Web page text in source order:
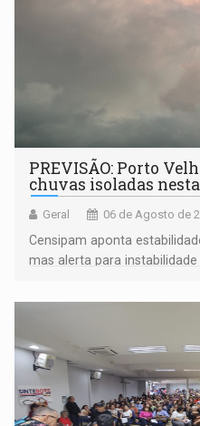
PREVISÃO: Porto
chuvas isoladas
Geral 06 de Agosto de
Censipam aponta
mas alerta para